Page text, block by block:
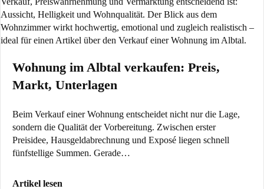
Wohnung im Albtal verkaufen: Preis,
Markt, Unterlagen
Beim Verkauf einer Wohnung entscheidet nicht nur die Lage,
sondern die Qualität der Vorbereitung. Zwischen erster
Preisidee, Hausgeldabrechnung und Exposé liegen schnell
fünfstellige Summen. Gerade…
Artikel lesen